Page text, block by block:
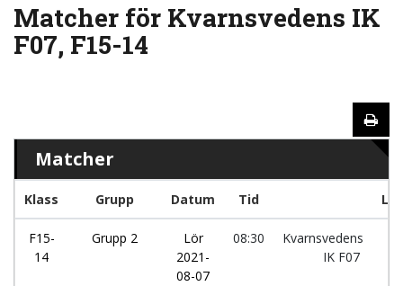
Matcher för Kvarnsvedens IK
F07, F15-14
Matcher
Klass Grupp Datum Tid
F15-
14
Grupp 2
Lör
2021-
08-07
08:30
Kvarnsvedens
IK F07